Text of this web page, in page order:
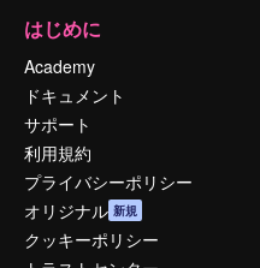
はじめに
Academy
ドキュメント
サポート
利用規約
プライバシーポリシー
オリジナル 新規
クッキーポリシー